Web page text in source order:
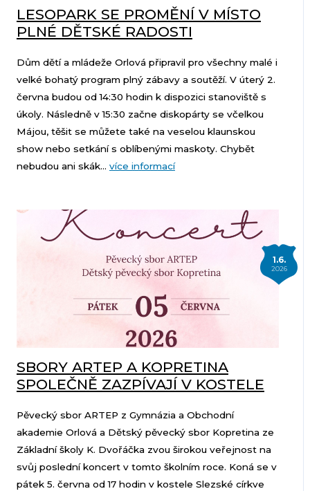
LESOPARK SE PROMĚNÍ V MÍSTO
PLNÉ DĚTSKÉ RADOSTI
Dům dětí a mládeže Orlová připravil pro všechny malé i
velké bohatý program plný zábavy a soutěží. V úterý 2.
června budou od 14:30 hodin k dispozici stanoviště s
úkoly. Následně v 15:30 začne diskopárty se včelkou
Májou, těšit se můžete také na veselou klaunskou
show nebo setkání s oblíbenými maskoty. Chybět
nebudou ani skák... více informací
1.6.
2026
SBORY ARTEP A KOPRETINA
SPOLEČNĚ ZAZPÍVAJÍ V KOSTELE
Pěvecký sbor ARTEP z Gymnázia a Obchodní
akademie Orlová a Dětský pěvecký sbor Kopretina ze
Základní školy K. Dvořáčka zvou širokou veřejnost na
svůj poslední koncert v tomto školním roce. Koná se v
pátek 5. června od 17 hodin v kostele Slezské církve